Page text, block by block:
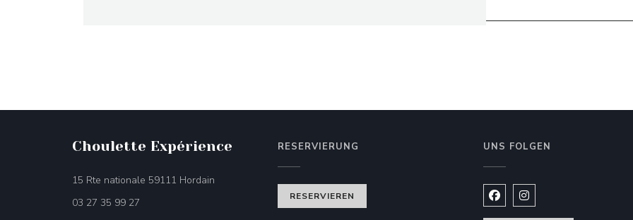
Choulette Expérience
15 Rte nationale 59111 Hordain
03 27 35 99 27
RESERVIERUNG
RESERVIEREN
UNS FOLGEN
Facebook ((öffnet ein neues
Instagram ((öffnet ein